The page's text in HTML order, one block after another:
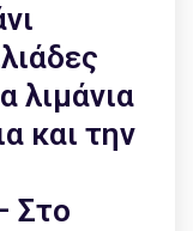
λιμάνια
και την
Στο